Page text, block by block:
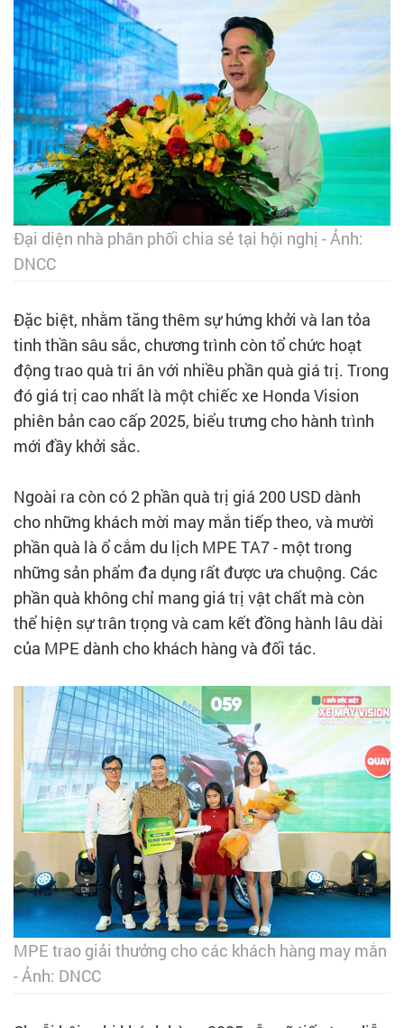
Đại diện nhà phân phối chia sẻ tại hội nghị - Ảnh:
DNCC
Đặc biệt, nhằm tăng thêm sự hứng khởi và lan tỏa
tinh thần sâu sắc, chương trình còn tổ chức hoạt
động trao quà tri ân với nhiều phần quà giá trị. Trong
đó giá trị cao nhất là một chiếc xe Honda Vision
phiên bản cao cấp 2025, biểu trưng cho hành trình
mới đầy khởi sắc.
Ngoài ra còn có 2 phần quà trị giá 200 USD dành
cho những khách mời may mắn tiếp theo, và mười
phần quà là ổ cắm du lịch MPE TA7 - một trong
những sản phẩm đa dụng rất được ưa chuộng. Các
phần quà không chỉ mang giá trị vật chất mà còn
thể hiện sự trân trọng và cam kết đồng hành lâu dài
của MPE dành cho khách hàng và đối tác.
MPE trao giải thưởng cho các khách hàng may mắn
- Ảnh: DNCC